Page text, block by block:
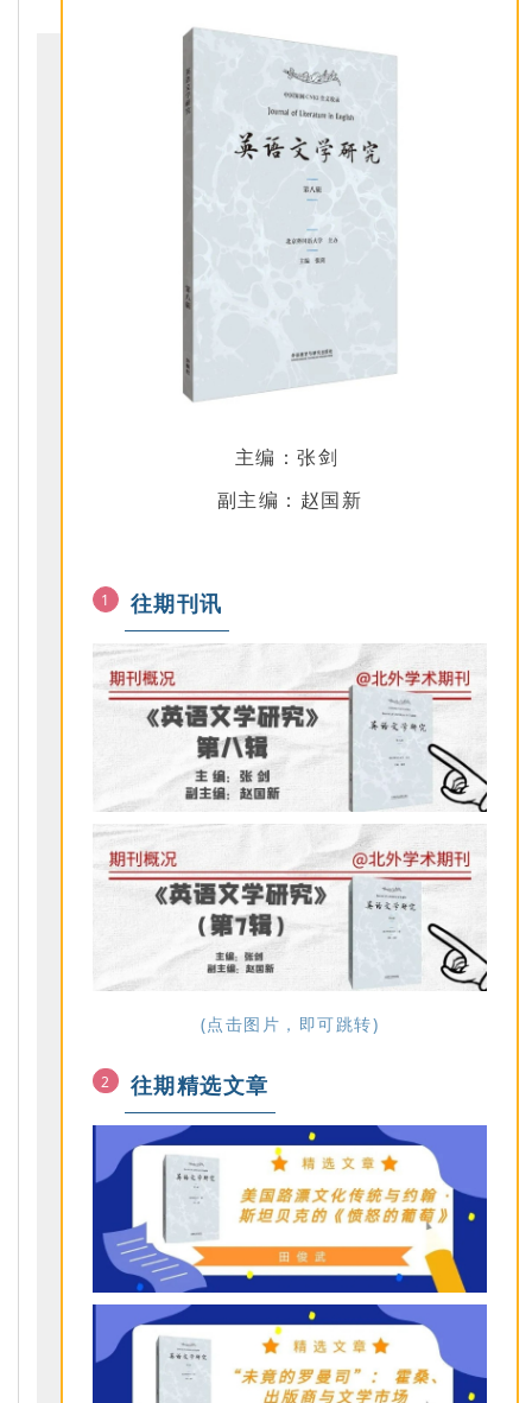
主编：张剑
副主编：赵国新
1 往期刊讯
(点击图片，即可跳转)
2 往期精选文章